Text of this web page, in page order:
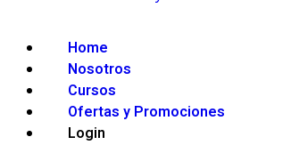
Home
Nosotros
Cursos
Ofertas y Promociones
Login